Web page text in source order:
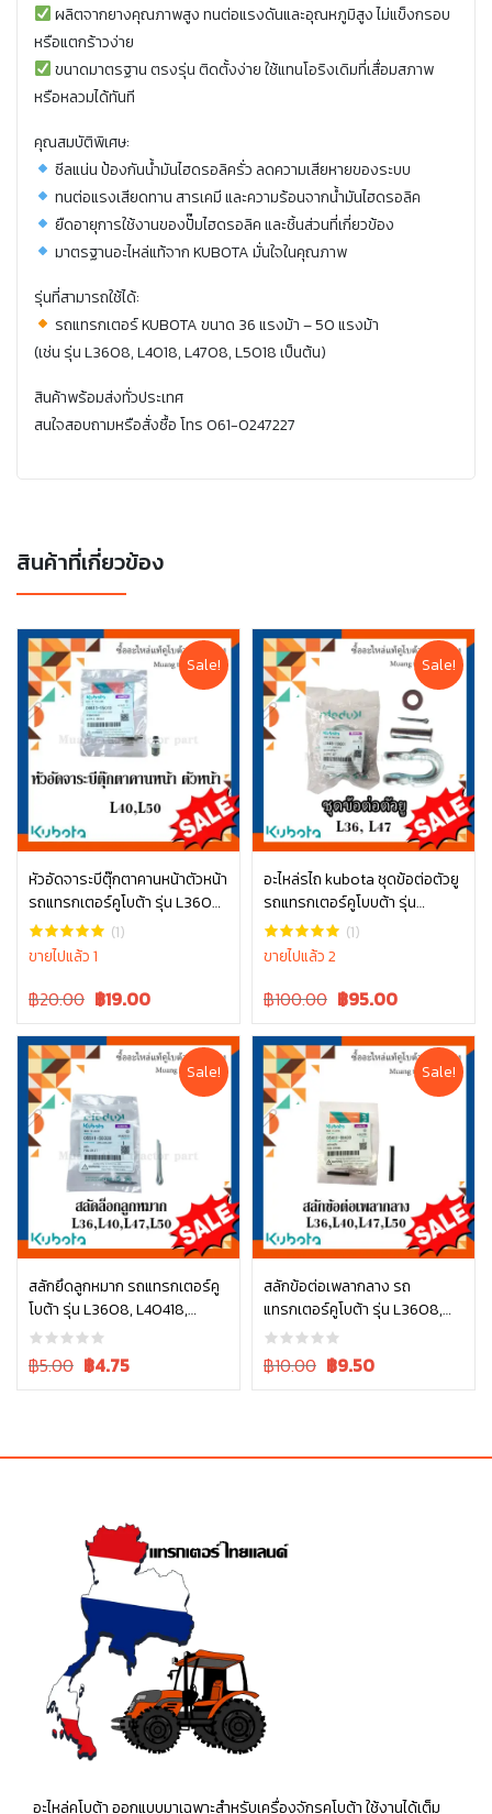
ผลิตจากยางคุณภาพสูง ทนต่อแรงดันและอุณหภูมิสูง ไม่แข็งกรอบ
หรือแตกร้าวง่าย
ขนาดมาตรฐาน ตรงรุ่น ติดตั้งง่าย ใช้แทนโอริงเดิมที่เสื่อมสภาพ
หรือหลวมได้ทันที
คุณสมบัติพิเศษ:
ซีลแน่น ป้องกันน้ำมันไฮดรอลิครั่ว ลดความเสียหายของระบบ
ทนต่อแรงเสียดทาน สารเคมี และความร้อนจากน้ำมันไฮดรอลิค
ยืดอายุการใช้งานของปั๊มไฮดรอลิค และชิ้นส่วนที่เกี่ยวข้อง
มาตรฐานอะไหล่แท้จาก KUBOTA มั่นใจในคุณภาพ
รุ่นที่สามารถใช้ได้:
รถแทรกเตอร์ KUBOTA ขนาด 36 แรงม้า – 50 แรงม้า
(เช่น รุ่น L3608, L4018, L4708, L5018 เป็นต้น)
สินค้าพร้อมส่งทั่วประเทศ
สนใจสอบถามหรือสั่งซื้อ โทร 061-0247227
สินค้าที่เกี่ยวข้อง
Sale!
หัวอัดจาระบีตุ๊กตาคานหน้าตัวหน้า
รถแทรกเตอร์คูโบต้า รุ่น L3608
– L5018 06611-15010
(1)
ขายไปแล้ว 1
Original
was:
฿20.00.
฿20.00 Current
is:
฿20.00.
฿19.00
หยิบใส่ตะกร้า
Sale!
อะไหล่รไถ kubota ชุดข้อต่อตัวยู
รถแทรกเตอร์คูโบบต้า รุ่น
L3608, L4708, L3445-10001
(1)
ขายไปแล้ว 2
Original
was:
฿100.00.
฿100.00 Current
is:
฿100.00.
฿95.00
หยิบใส่ตะกร้า
Sale!
สลักยึดลูกหมาก รถแทรกเตอร์คู
โบต้า รุ่น L3608, L40418,
L4708, L5018 รุ่น L ทุกรุ่น
05511-50328
Original
฿5.00 Current
฿4.75
หยิบใส่ตะกร้า
Sale!
สลักข้อต่อเพลากลาง รถ
แทรกเตอร์คูโบต้า รุ่น L3608,
L4018, L4708, L5018 05411-
00430
Original
฿10.00 Current
฿9.50
หยิบใส่ตะกร้า
อะไหล่คูโบต้า ออกแบบมาเฉพาะสำหรับเครื่องจักรคูโบต้า ใช้งานได้เต็ม